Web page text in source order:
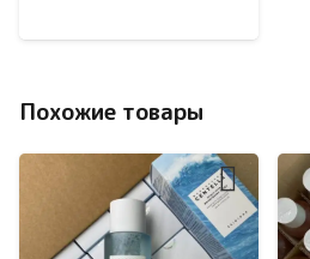
Похожие товары